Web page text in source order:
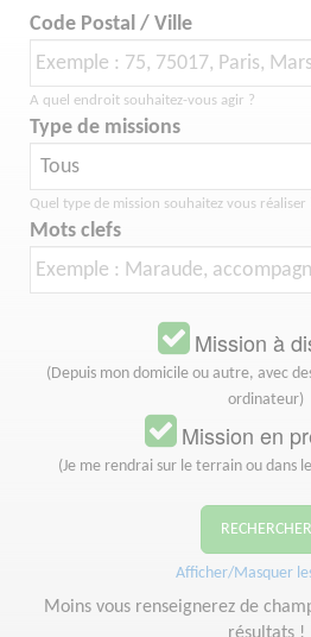
Code Postal / Ville
A quel endroit souhaitez-vous agir ?
Type de missions
Quel type de mission souhaitez vous réaliser
Mots clefs
Mission à
(Depuis mon domicile ou autre, avec
ordinateur)
Mission en
(Je me rendrai sur le terrain ou dans
RECHERCHER
Afficher/Masquer
Moins vous renseignerez de